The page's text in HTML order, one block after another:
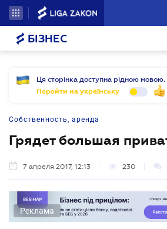
БІЗНЕС
Ця сторінка доступна рідною мовою.
Перейти на українську
Собственность, аренда
Грядет большая
7 апреля 2017, 12:13 230
Реклама